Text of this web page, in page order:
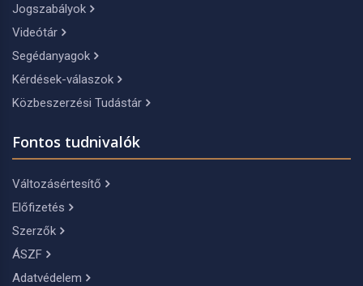
Jogszabályok
Videótár
Segédanyagok
Kérdések-válaszok
Közbeszerzési Tudástár
Fontos tudnivalók
Változásértesítő
Előfizetés
Szerzők
ÁSZF
Adatvédelem